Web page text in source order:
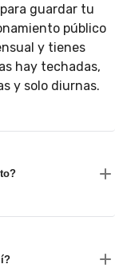
guardar tu
público
y tienes
hay techadas,
y solo diurnas.